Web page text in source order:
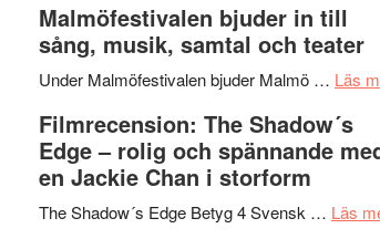
ger
mycket
att
på
Malmöfestivalen bjuder in till
sång, musik, samtal och teater
Under Malmöfestivalen bjuder Malmö … Läs
Filmrecension: The Shadow´s
Edge – rolig och spännande
en Jackie Chan i storform
The Shadow´s Edge Betyg 4 Svensk … Läs